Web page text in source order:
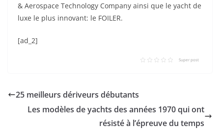
& Aerospace Technology Company ainsi que le yacht de
luxe le plus innovant: le FOILER.
[ad_2]
Super post
25 meilleurs dériveurs débutants
Les modèles de yachts des années 1970 qui ont
résisté à l’épreuve du temps